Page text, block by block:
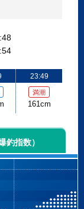
23:49
満潮
161cm
釣指数）